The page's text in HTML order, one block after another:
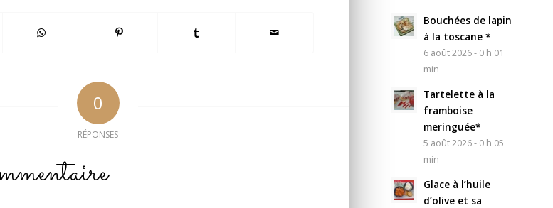
0
RÉPONSES
Bouchées de lapin
à la toscane *
6 août 2026 - 0 h 01
min
Tartelette à la
framboise
meringuée*
5 août 2026 - 0 h 05
min
Glace à l’huile
d’olive et sa